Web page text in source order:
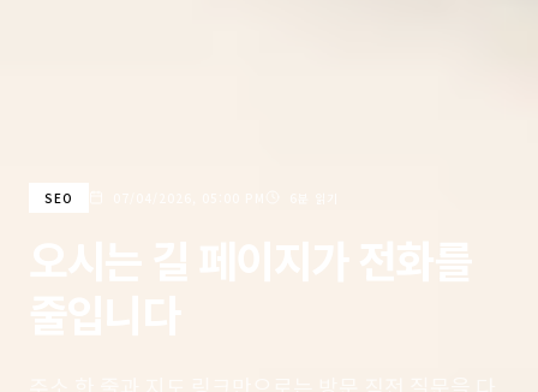
SEO